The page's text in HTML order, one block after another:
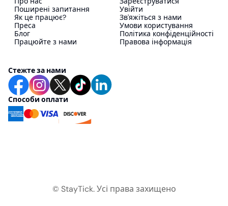
Поширені запитання
Як це працює?
Преса
Блог
Працюйте з нами
Увійти
Зв'яжіться з нами
Умови користування
Політика конфіденційності
Правова інформація
Стежте за нами
Способи оплати
© StayTick.Усі права захищено